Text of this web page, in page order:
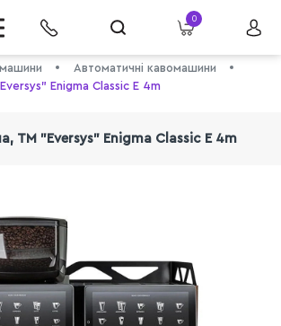
0
Автоматичні кавомашини
Enigma Classic E 4m
TM "Eversys" Enigma Classic E 4m